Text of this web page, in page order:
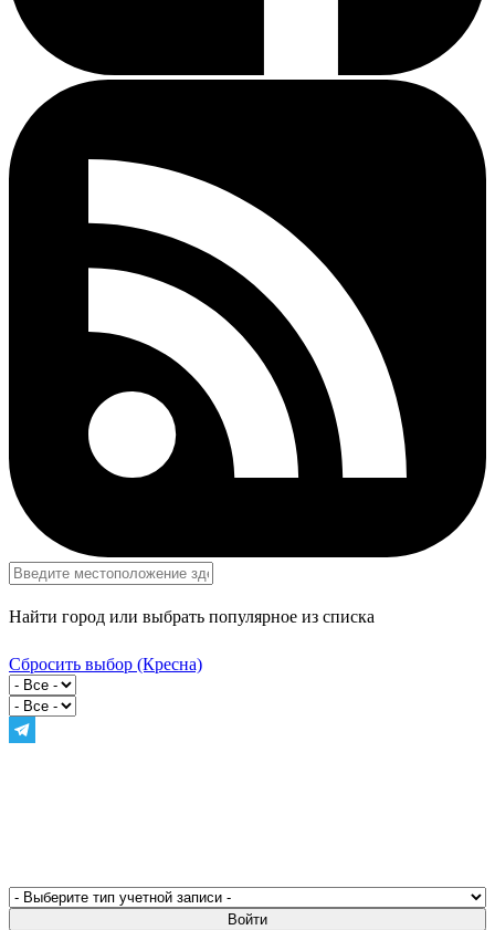
Найти город или выбрать популярное из списка
Сбросить выбор (Кресна)